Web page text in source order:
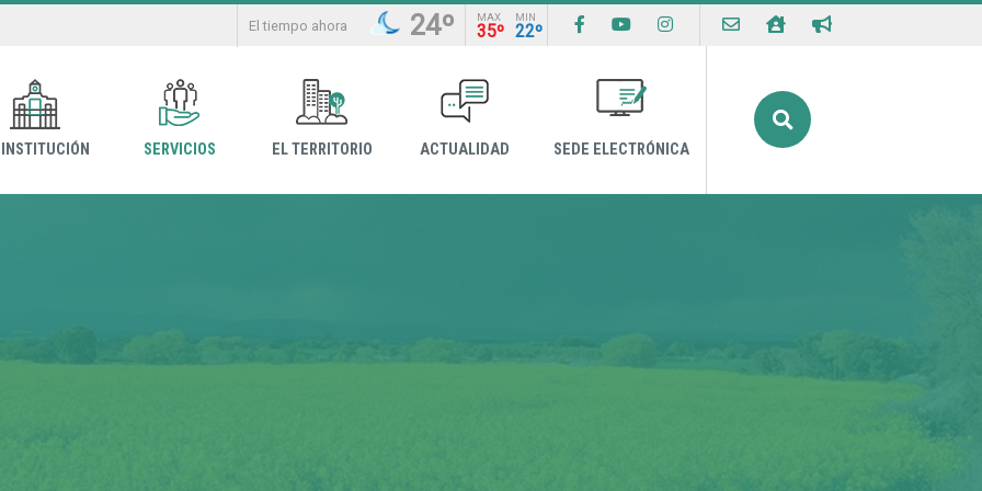
El tiempo ahora 24º MAX
35º
MIN
22º
SERVICIOS EL TERRITORIO ACTUALIDAD SEDE ELECTRÓNICA